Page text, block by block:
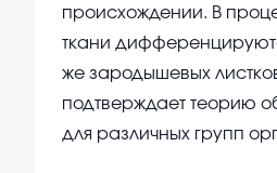
происхождении. В
ткани
же зародышевых
подтверждает теорию
для различных групп